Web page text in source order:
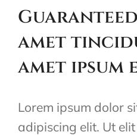
amet
amet ipsum
Lorem ipsum dolor
adipiscing elit. Ut